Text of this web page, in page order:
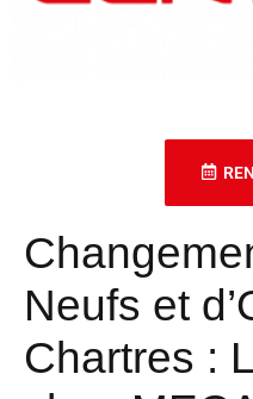
Neufs et
Chartres :